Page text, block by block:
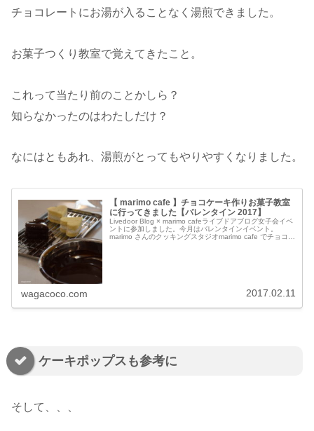
チョコレートにお湯が入ることなく湯煎できました。
お菓子つくり教室で覚えてきたこと。
これって当たり前のことかしら？
知らなかったのはわたしだけ？
なにはともあれ、湯煎がとってもやりやすくなりました。
【 marimo cafe 】チョコケーキ作りお菓子教室
に行ってきました【バレンタイン 2017】
Livedoor Blog × marimo cafeライブドアブログ女子会イベ
ントに参加しました。今月はバレンタインイベント。
marimo さんのクッキングスタジオmarimo cafe でチョコ菓
wagacoco.com 2017.02.11
ケーキポップスも参考に
そして、、、